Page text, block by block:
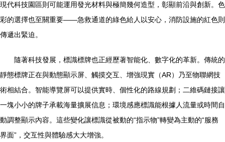
現代科技園區則可能運用發光材料與極簡幾何造型，彰顯前沿與創新。色
彩的選擇也至關重要——急救通道的綠色給人以安心，消防設施的紅色則
傳遞出緊迫。
隨著科技發展，標識標牌也正經歷著智能化、數字化的革新。傳統的
靜態標牌正在與動態顯示屏、觸摸交互、增強現實（AR）乃至物聯網技
術相結合。智能導覽屏可以提供實時、個性化的路線規劃；二維碼鏈接讓
一塊小小的牌子承載海量擴展信息；環境感應標識能根據人流量或時間自
動調整顯示內容。這些變化讓標識從被動的“指示物”轉變為主動的“服務
界面”，交互性與體驗感大大增強。